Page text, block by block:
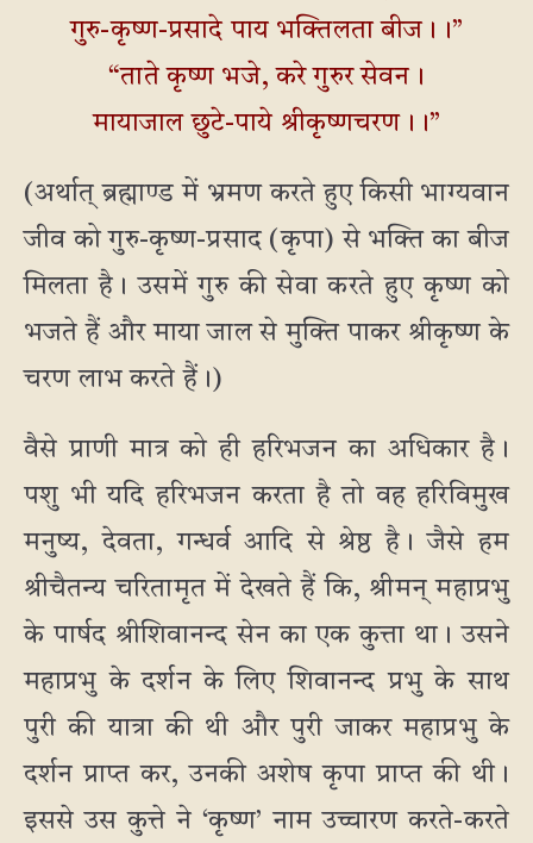
गुरु-कृष्ण-प्रसादे पाय भक्तिलता बीज।।”
“ताते कृष्ण भजे, करे गुरुर सेवन।
मायाजाल छुटे-पाये श्रीकृष्णचरण।।”
(अर्थात् ब्रह्माण्ड में भ्रमण करते हुए किसी भाग्यवान
जीव को गुरु-कृष्ण-प्रसाद (कृपा) से भक्ति का बीज
मिलता है। उसमें गुरु की सेवा करते हुए कृष्ण को
भजते हैं और माया जाल से मुक्ति पाकर श्रीकृष्ण के
चरण लाभ करते हैं।)
वैसे प्राणी मात्र को ही हरिभजन का अधिकार है।
पशु भी यदि हरिभजन करता है तो वह हरिविमुख
मनुष्य, देवता, गन्धर्व आदि से श्रेष्ठ है। जैसे हम
श्रीचैतन्य चरितामृत में देखते हैं कि, श्रीमन् महाप्रभु
के पार्षद श्रीशिवानन्द सेन का एक कुत्ता था। उसने
महाप्रभु के दर्शन के लिए शिवानन्द प्रभु के साथ
पुरी की यात्रा की थी और पुरी जाकर महाप्रभु के
दर्शन प्राप्त कर, उनकी अशेष कृपा प्राप्त की थी।
इससे उस कुत्ते ने ‘कृष्ण’ नाम उच्चारण करते-करते